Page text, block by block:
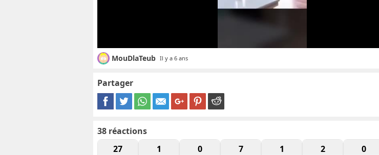
MouDlaTeub Il y a 6 ans
Partager
38 réactions
27
1 0 7 1 2 0